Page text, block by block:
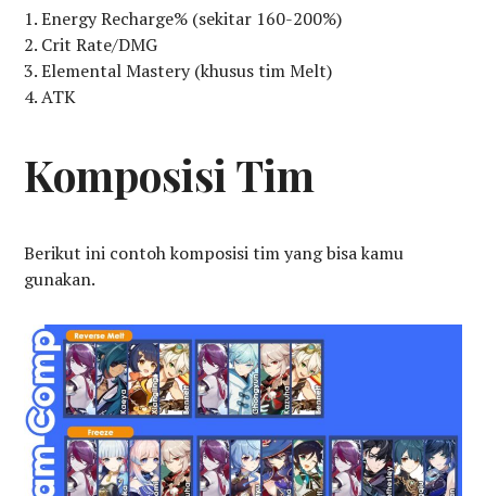
Energy Recharge% (sekitar 160-200%)
Crit Rate/DMG
Elemental Mastery (khusus tim Melt)
ATK
Komposisi Tim
Berikut ini contoh komposisi tim yang bisa kamu
gunakan.